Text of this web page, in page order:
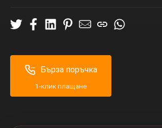
Бърза поръчка
1-клик плащане